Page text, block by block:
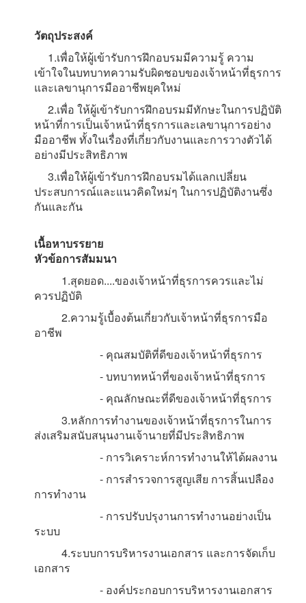
วัตถุประสงค์
1.เพื่อให้ผู้เข้ารับการฝึกอบรมมีความรู้ ความ
เข้าใจในบทบาทความรับผิดชอบของเจ้าหน้าที่ธุรการ
และเลขานุการมืออาชีพยุคใหม่
2.เพื่อ ให้ผู้เข้ารับการฝึกอบรมมีทักษะในการปฏิบัติ
หน้าที่การเป็นเจ้าหน้าที่ธุรการและเลขานุการอย่าง
มืออาชีพ ทั้งในเรื่องที่เกี่ยวกับงานและการวางตัวได้
อย่างมีประสิทธิภาพ
3.เพื่อให้ผู้เข้ารับการฝึกอบรมได้แลกเปลี่ยน
ประสบการณ์และแนวคิดใหม่ๆ ในการปฏิบัติงานซึ่ง
กันและกัน
เนื้อหาบรรยาย
หัวข้อการสัมมนา
1.สุดยอด....ของเจ้าหน้าที่ธุรการควรและไม่
ควรปฏิบัติ
2.ความรู้เบื้องต้นเกี่ยวกับเจ้าหน้าที่ธุรการมือ
อาชีพ
- คุณสมบัติที่ดีของเจ้าหน้าที่ธุรการ
- บทบาทหน้าที่ของเจ้าหน้าที่ธุรการ
- คุณลักษณะที่ดีของเจ้าหน้าที่ธุรการ
3.หลักการทำงานของเจ้าหน้าที่ธุรการในการ
ส่งเสริมสนับสนุนงานเจ้านายที่มีประสิทธิภาพ
- การวิเคราะห์การทำงานให้ได้ผลงาน
- การสำรวจการสูญเสีย การสิ้นเปลือง
การทำงาน
- การปรับปรุงานการทำงานอย่างเป็น
ระบบ
4.ระบบการบริหารงานเอกสาร และการจัดเก็บ
เอกสาร
- องค์ประกอบการบริหารงานเอกสาร